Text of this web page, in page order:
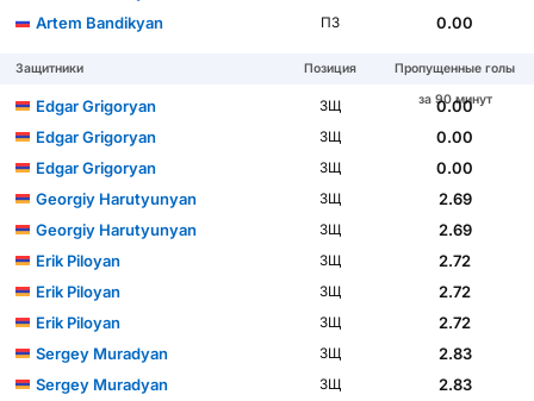
Artem Bandikyan
ПЗ 0.00
Защитники Позиция
Пропущенные голы
за 90 минут
Edgar Grigoryan ЗЩ
0.00
Edgar Grigoryan
ЗЩ
0.00
Edgar Grigoryan
ЗЩ
0.00
Georgiy Harutyunyan
ЗЩ
2.69
Georgiy Harutyunyan
ЗЩ
2.69
Erik Piloyan
ЗЩ
2.72
Erik Piloyan
ЗЩ
2.72
Erik Piloyan
ЗЩ
2.72
Sergey Muradyan
ЗЩ
2.83
Sergey Muradyan
ЗЩ
2.83